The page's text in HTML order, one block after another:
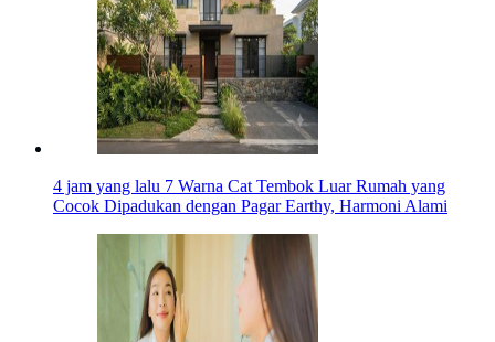
4 jam yang lalu 7 Warna Cat Tembok Luar Rumah yang
Cocok Dipadukan dengan Pagar Earthy, Harmoni Alami